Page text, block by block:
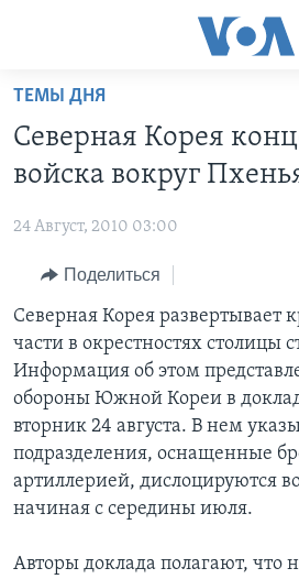
Перейти
основной
контент
навигации
Перейти
поиск
ПРОГРАММЫ
НОВОСТИ ЗА МИНУТУ
ИТОГИ
ПОЧЕМУ ЭТО ВАЖНО?
ДИСКУССИЯ VOA
ДЕТАЛИ
НЬЮ-ЙОРК NEW YORK
АМЕРИКА. БОЛЬШОЕ
УЧИМ АНГЛИЙСКИЙ
НАША АМЕРИКАНСКАЯ ИСТОРИЯ
А КАК В АМЕРИКЕ?
АРТЕФАКТЫ
АМЕРИКАНСКИЕ ГОРОДКИ
ТЕСТЫ
ЭКСПЕРТИЗА
ИНТЕРВЬЮ
ФАКТЫ ПРОТИВ ФЕЙКОВ
ЗА СВОБОДУ ПРЕССЫ
УЧИМ АНГЛИЙСКИЙ
ВИДЕО
ПОДПИСКА НА НОВОСТИ
ТЕМЫ ДНЯ
Северная Корея
войска вокруг
24 Август, 2010 03:00
Поделиться
Северная Корея развертывает
части в окрестностях столицы
Информация об этом
обороны Южной Кореи в
вторник 24 августа. В нем
подразделения, оснащенные
артиллерией, дислоцируются
начиная с середины июля.
Авторы доклада полагают, что